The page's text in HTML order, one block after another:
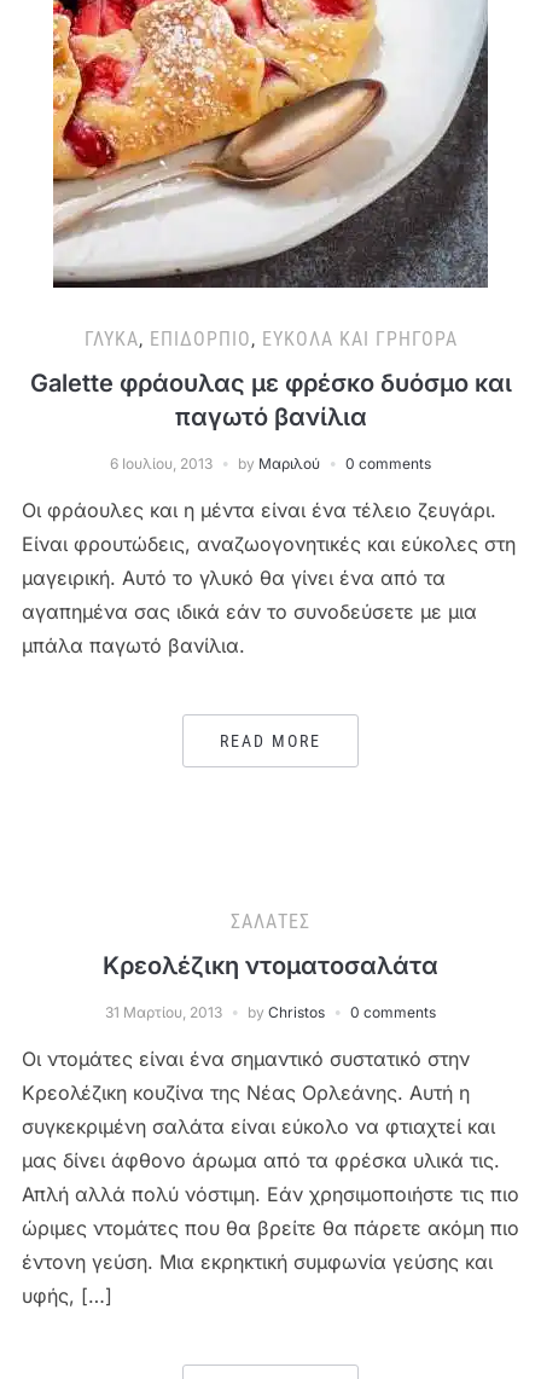
ΓΛΥΚΆ, ΕΠΙΔΌΡΠΙΟ, ΕΎΚΟΛΑ ΚΑΙ ΓΡΉΓΟΡΑ
Galette φράουλας με φρέσκο δυόσμο και
παγωτό βανίλια
6 Ιουλίου, 2013 by Μαριλού 0 comments
Οι φράουλες και η μέντα είναι ένα τέλειο ζευγάρι.
Είναι φρουτώδεις, αναζωογονητικές και εύκολες στη
μαγειρική. Αυτό το γλυκό θα γίνει ένα από τα
αγαπημένα σας ιδικά εάν το συνοδεύσετε με μια
μπάλα παγωτό βανίλια.
READ MORE
ΣΑΛΆΤΕΣ
Κρεολέζικη ντοματοσαλάτα
31 Μαρτίου, 2013 by Christos 0 comments
Οι ντομάτες είναι ένα σημαντικό συστατικό στην
Κρεολέζικη κουζίνα της Νέας Ορλεάνης. Αυτή η
συγκεκριμένη σαλάτα είναι εύκολο να φτιαχτεί και
μας δίνει άφθονο άρωμα από τα φρέσκα υλικά τις.
Απλή αλλά πολύ νόστιμη. Εάν χρησιμοποιήστε τις πιο
ώριμες ντομάτες που θα βρείτε θα πάρετε ακόμη πιο
έντονη γεύση. Μια εκρηκτική συμφωνία γεύσης και
υφής, […]